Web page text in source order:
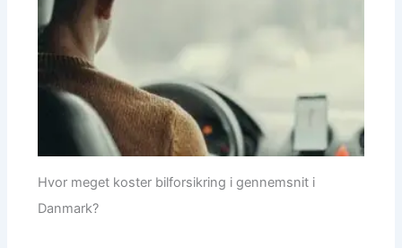
Hvor meget koster bilforsikring i gennemsnit i
Danmark?